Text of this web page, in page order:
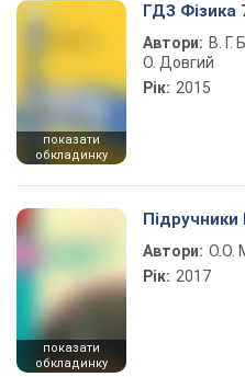
показати
обкладинку
ГДЗ Фізика
Автори: В. Г.
О. Довгий
Рік: 2015
показати
обкладинку
Підручники
Автори: О.О.
Рік: 2017